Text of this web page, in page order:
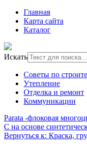
Главная
Карта сайта
Каталог
Искать
Советы по
Утепление
Отделка и ремонт
Коммуникации
Parata -флоковая
C на основе
Вернуться к: Краска,